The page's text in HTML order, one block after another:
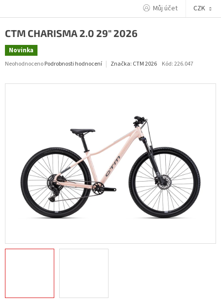
Můj účet CZK
CTM CHARISMA 2.0 29" 2026
Novinka
Průměrné
NeohodnocenoPodrobnosti hodnocení Značka: CTM 2026 Kód:226.047